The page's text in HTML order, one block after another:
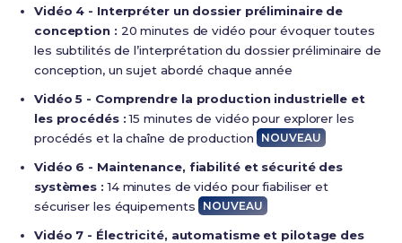
Vidéo 4 - Interpréter un dossier préliminaire de
conception : 20 minutes de vidéo pour évoquer toutes
les subtilités de l’interprétation du dossier préliminaire de
conception, un sujet abordé chaque année
Vidéo 5 - Comprendre la production industrielle et
les procédés :15 minutes de vidéo pour explorer les
procédés et la chaîne de production
NOUVEAU
Vidéo 6 - Maintenance, fiabilité et sécurité des
systèmes : 14 minutes de vidéo pour fiabiliser et
sécuriser les équipements
NOUVEAU
Vidéo 7 - Électricité, automatisme et pilotage des